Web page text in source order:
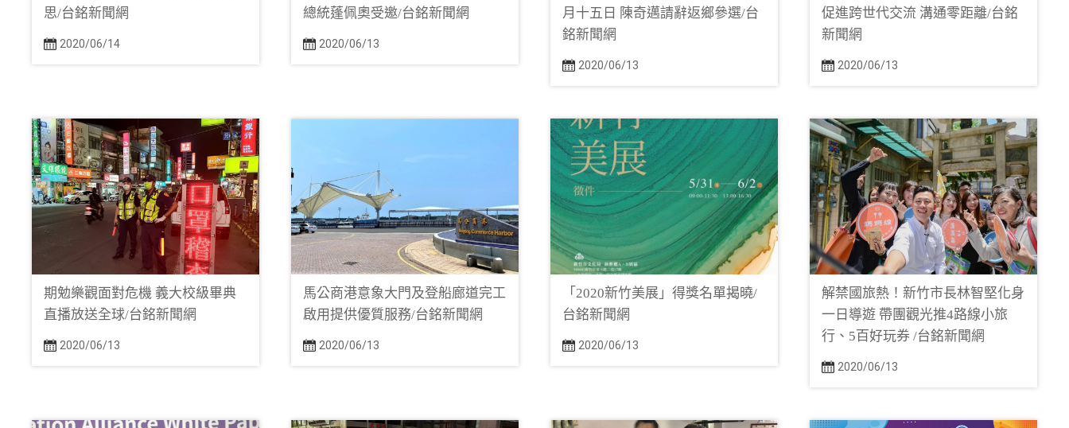
思/台銘新聞網
2020/06/14
總統蓬佩奧受邀/台銘新聞網
2020/06/13
月十五日 陳奇邁請辭返鄉參選/台
銘新聞網
2020/06/13
促進跨世代交流 溝通零距離/台銘
新聞網
2020/06/13
期勉樂觀面對危機 義大校級畢典
直播放送全球/台銘新聞網
2020/06/13
馬公商港意象大門及登船廊道完工
啟用提供優質服務/台銘新聞網
2020/06/13
「2020新竹美展」得獎名單揭曉/
台銘新聞網
2020/06/13
解禁國旅熱！新竹市長林智堅化身
一日導遊 帶團觀光推4路線小旅
行、5百好玩券 /台銘新聞網
2020/06/13